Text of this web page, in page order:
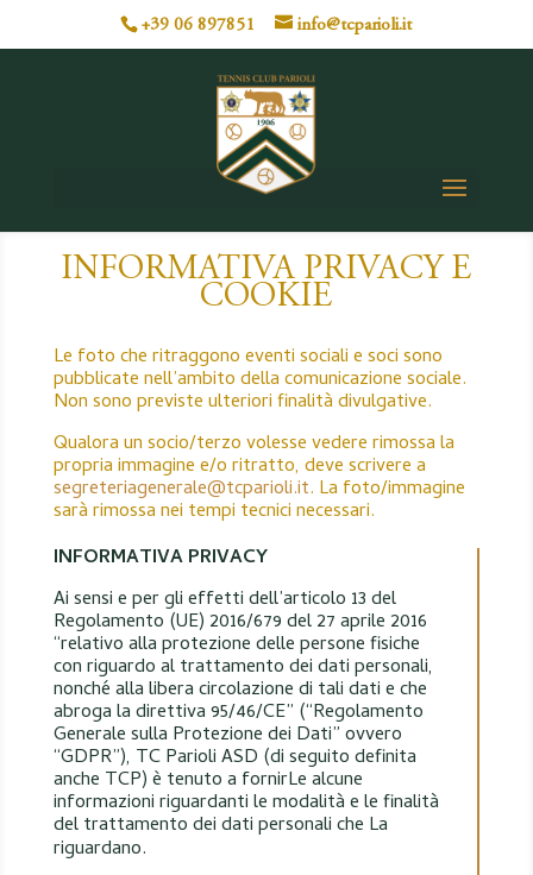
+39 06 897851 info@tcparioli.it
INFORMATIVA PRIVACY E
COOKIE
Le foto che ritraggono eventi sociali e soci sono
pubblicate nell’ambito della comunicazione sociale.
Non sono previste ulteriori finalità divulgative.
Qualora un socio/terzo volesse vedere rimossa la
propria immagine e/o ritratto, deve scrivere a
segreteriagenerale@tcparioli.it. La foto/immagine
sarà rimossa nei tempi tecnici necessari.
INFORMATIVA PRIVACY
Ai sensi e per gli effetti dell’articolo 13 del
Regolamento (UE) 2016/679 del 27 aprile 2016
“relativo alla protezione delle persone fisiche
con riguardo al trattamento dei dati personali,
nonché alla libera circolazione di tali dati e che
abroga la direttiva 95/46/CE” (“Regolamento
Generale sulla Protezione dei Dati” ovvero
“GDPR”), TC Parioli ASD (di seguito definita
anche TCP) è tenuto a fornirLe alcune
informazioni riguardanti le modalità e le finalità
del trattamento dei dati personali che La
riguardano.